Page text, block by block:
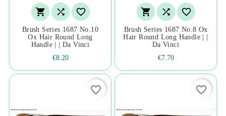
  
Brush Series 1687 No.10
Ox Hair Round Long
Handle | | Da Vinci
€8.20
  
Brush Series 1687 No.8 Ox
Hair Round Long Handle | |
Da Vinci
€7.70
favorite_border favorite_border